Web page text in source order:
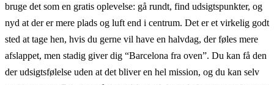
bruge det som en gratis oplevelse: gå rundt, find udsigtspunkter, og
nyd at der er mere plads og luft end i centrum. Det er et virkelig godt
sted at tage hen, hvis du gerne vil have en halvdag, der føles mere
afslappet, men stadig giver dig “Barcelona fra oven”. Du kan få den
der udsigtsfølelse uden at det bliver en hel mission, og du kan selv